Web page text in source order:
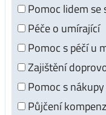
Pomoc lidem
Péče o umírající
Pomoc s péčí u
Zajištění
Pomoc s nákupy
Půjčení